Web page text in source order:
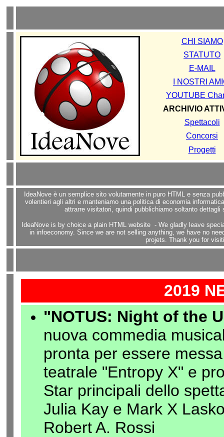
CHI SIAMO
STATUTO
E-MAIL
I NOSTRI
YOUTUBE
ARCHIVIO
Spettacoli
Concorsi
Progetti
IdeaNove è un semplice sito volutamente in puro HTML e senza
volentieri agli altri e manteniamo una politica di economia
attrarre visitatori, quindi pubblichiamo soltanto
IdeaNove is by choice a plain HTML website - We gladly leave
in infoeconomy. Since we are not selling anything, we have no
projets. Thank you for
2019
"NOTUS: Night of the
nuova commedia
pronta per essere
teatrale "Entropy X" e
Star principali dello
Julia Kay e Mark X
Robert A. Rossi